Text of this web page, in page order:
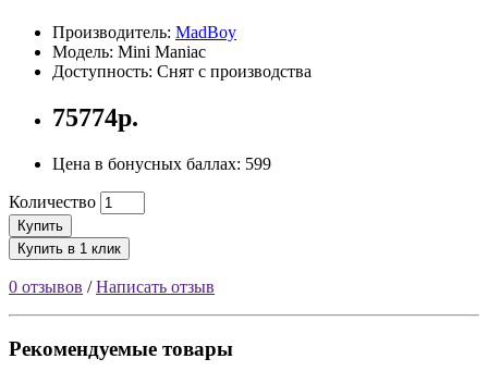
Производитель: MadBoy
Модель: Mini Maniac
Доступность: Снят с производства
75774р.
Цена в бонусных баллах: 599
Количество
Купить
Купить в 1 клик
0 отзывов /Написать отзыв
Рекомендуемые товары